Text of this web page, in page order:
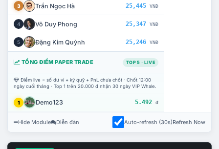
3 Trần Ngọc Hà 25,445 VNĐ
4 Võ Duy Phong 25,347 VNĐ
5 Đặng Kim Quỳnh 25,246 VNĐ
TỔNG ĐIỂM PAPER TRADE TOP 5 · LIVE
Điểm live = số dư ví + ký quỹ + PnL chưa chốt · Chốt 12:00
ngày cuối tháng · Top 1 trên 20.000 đ nhận 30 ngày VIP Whale.
1 Demo123 5.492 đ
Hide Module Diễn đàn Auto-refresh (30s)Refresh Now